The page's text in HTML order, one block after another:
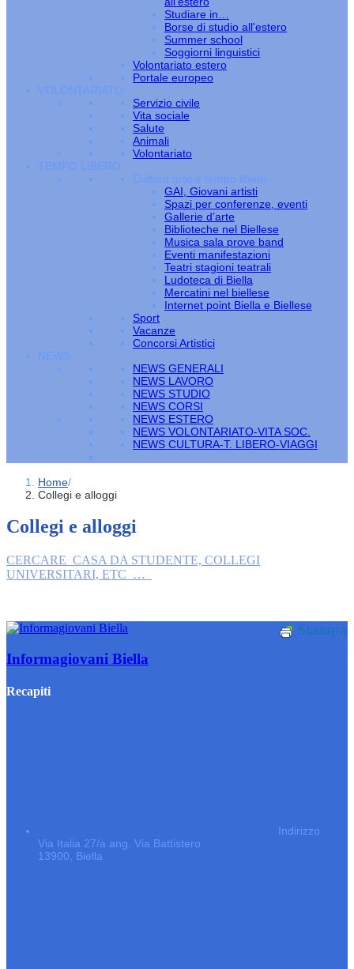
Studiare in…
Borse di studio all'estero
Summer school
Soggiorni linguistici
Volontariato estero
Portale europeo
VOLONTARIATO
Servizio civile
Vita sociale
Salute
Animali
Volontariato
TEMPO LIBERO
Cultura arte e tempo libero
GAI, Giovani artisti
Spazi per conferenze, eventi
Gallerie d’arte
Biblioteche nel Biellese
Musica sala prove band
Eventi manifestazioni
Teatri stagioni teatrali
Ludoteca di Biella
Mercatini nel biellese
Internet point Biella e Biellese
Sport
Vacanze
Concorsi Artistici
NEWS
NEWS GENERALI
NEWS LAVORO
NEWS STUDIO
NEWS CORSI
NEWS ESTERO
NEWS VOLONTARIATO-VITA SOC.
NEWS CULTURA-T. LIBERO-VIAGGI
Home/
Collegi e alloggi
Collegi e alloggi
CERCARE CASA DA STUDENTE, COLLEGI
UNIVERSITARI, ETC …
Stampa
Informagiovani Biella
Recapiti
Indirizzo
Via Italia 27/a ang. Via Battistero
13900, Biella